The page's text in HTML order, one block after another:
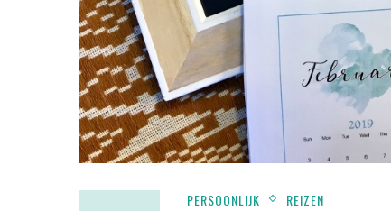
PERSOONLIJK REIZEN